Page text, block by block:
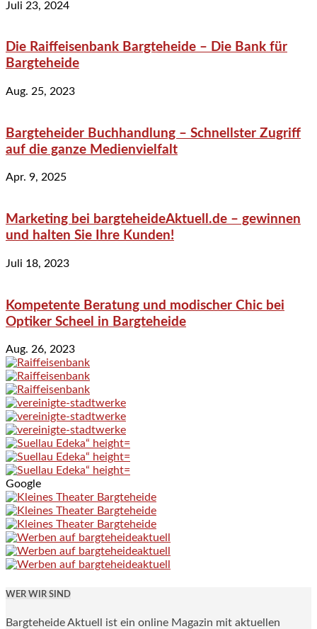
Juli 23, 2024
Die Raiffeisenbank Bargteheide – Die Bank für
Bargteheide
Aug. 25, 2023
Bargteheider Buchhandlung – Schnellster Zugriff
auf die ganze Medienvielfalt
Apr. 9, 2025
Marketing bei bargteheideAktuell.de – gewinnen
und halten Sie Ihre Kunden!
Juli 18, 2023
Kompetente Beratung und modischer Chic bei
Optiker Scheel in Bargteheide
Aug. 26, 2023
Google
WER WIR SIND
Bargteheide Aktuell ist ein online Magazin mit aktuellen